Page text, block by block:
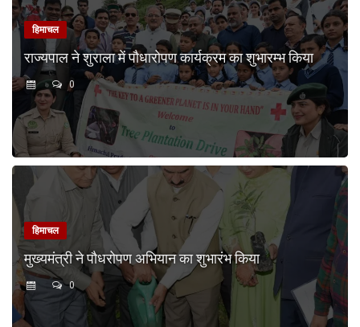
हिमाचल
राज्यपाल ने शुराला में पौधारोपण कार्यक्रम का शुभारम्भ किया
0
हिमाचल
मुख्यमंत्री ने पौधरोपण अभियान का शुभारंभ किया
0